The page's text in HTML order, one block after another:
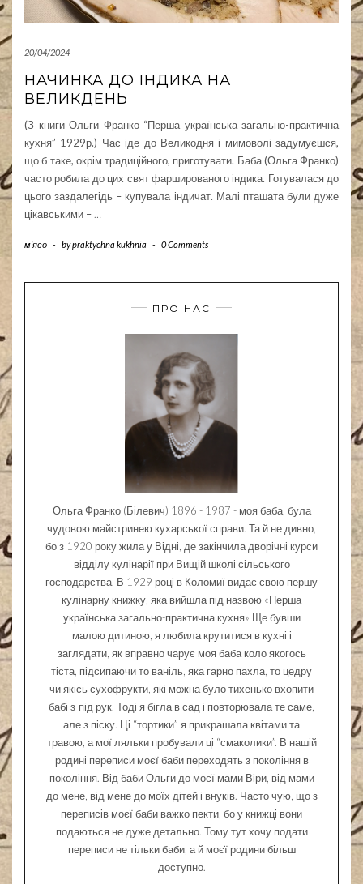
20/04/2024
НАЧИНКА ДО ІНДИКА НА
ВЕЛИКДЕНЬ
(З книги Ольги Франко “Перша українська загально-практична
кухня” 1929р.) Час іде до Великодня і мимоволі задумуєшся,
що б таке, окрім традиційного, приготувати. Баба (Ольга Франко)
часто робила до цих свят фаршированого індика. Готувалася до
цього заздалегідь – купувала індичат. Малі пташата були дуже
цікавськими –…
м'ясо - bypraktychna kukhnia - 0 Comments
ПРО НАС
Ольга Франко (Білевич) 1896 - 1987 - моя баба, була
чудовою майстринею кухарської справи. Та й не дивно,
бо з 1920 року жила у Відні, де закінчила дворічні курси
відділу кулінарії при Вищій школі сільського
господарства. В 1929 році в Коломиї видає свою першу
кулінарну книжку, яка вийшла під назвою «Перша
українська загально-практична кухня» Ще бувши
малою дитиною, я любила крутитися в кухні і
заглядати, як вправно чарує моя баба коло якогось
тіста, підсипаючи то ваніль, яка гарно пахла, то цедру
чи якісь сухофрукти, які можна було тихенько вхопити
бабі з-під рук. Тоді я бігла в сад і повторювала те саме,
але з піску. Ці “тортики” я прикрашала квітами та
травою, а мої ляльки пробували ці “смаколики”. В нашій
родині переписи моєї баби переходять з покоління в
покоління. Від баби Ольги до моєї мами Віри, від мами
до мене, від мене до моїх дітей і внуків. Часто чую, що з
переписів моєї баби важко пекти, бо у книжці вони
подаються не дуже детально. Тому тут хочу подати
переписи не тільки баби, а й моєї родини більш
доступно.